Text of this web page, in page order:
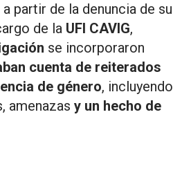
partir de la denuncia de su
de la UFI CAVIG,
se incorporaron
cuenta de reiterados
de género, incluyendo
amenazas y un hecho de